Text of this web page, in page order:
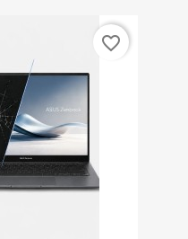
favorite_border